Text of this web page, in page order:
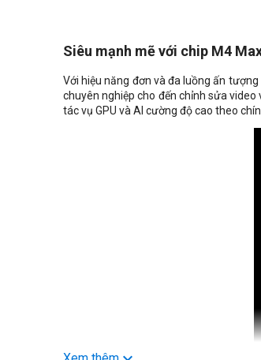
Siêu mạnh mẽ với chip M4
Với hiệu năng đơn và đa luồng ấn
chuyên nghiệp cho đến chỉnh sửa
tác vụ GPU và AI cường độ cao theo